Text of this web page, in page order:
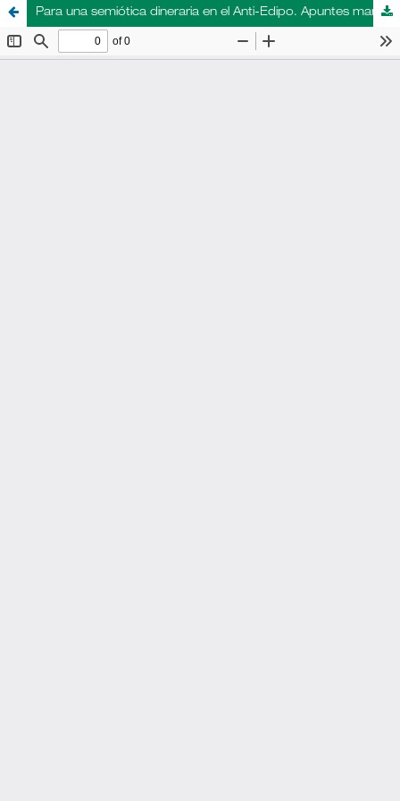
Para una semiótica dineraria en el Anti-Edipo. Apuntes marxistas en Deleuze y Guattari